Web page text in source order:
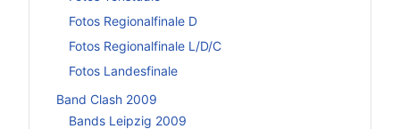
Fotos Regionalfinale D
Fotos Regionalfinale L/D/C
Fotos Landesfinale
Band Clash 2009
Bands Leipzig 2009